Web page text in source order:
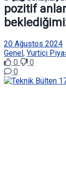
pozitif
20 Ağustos 2024
Genel, Yurtiçi
0
0
0